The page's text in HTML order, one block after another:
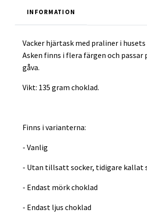
INFORMATION
Vacker hjärtask med praliner i
Asken finns i flera färgen och passar
gåva.
Vikt: 135 gram choklad.
Finns i varianterna:
- Vanlig
- Utan tillsatt socker, tidigare kallat
- Endast mörk choklad
- Endast ljus choklad